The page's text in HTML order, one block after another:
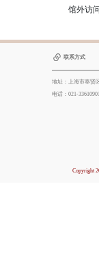
馆外访问
联系方式
地址：上海市奉贤
电话：021-33610901
Copyright